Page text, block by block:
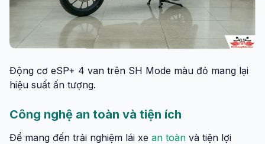
Động cơ eSP+ 4 van trên SH Mode màu đỏ mang lại
hiệu suất ấn tượng.
Công nghệ an toàn và tiện ích
Để mang đến trải nghiệm lái xe an toàn và tiện lợi